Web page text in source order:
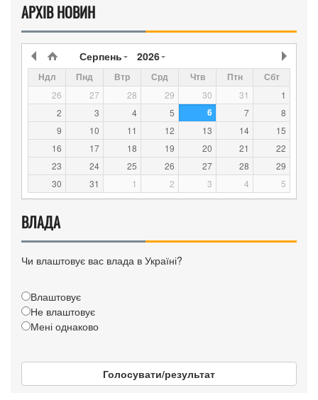
АРХІВ НОВИН
Серпень 2026
Ндл Пнд Втр Срд Чтв Птн Сбт
26 27 28 29 30 31
1
2
3 4 5 6 7
8
9
10 11 12 13 14
15
16
17 18 19 20 21
22
23
24 25 26 27 28
29
30
31 1 2 3 4 5
ВЛАДА
Чи влаштовує вас влада в Україні?
Влаштовує
Не влаштовує
Мені однаково
Голосувати/результат